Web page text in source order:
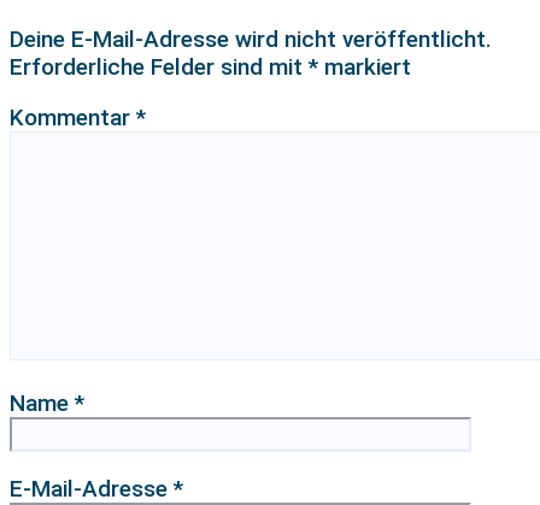
Deine E-Mail-Adresse wird nicht veröffentlicht.
Erforderliche Felder sind mit * markiert
Kommentar *
Name *
E-Mail-Adresse *